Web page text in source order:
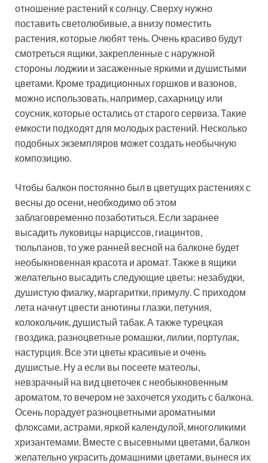
отношение растений к солнцу. Сверху нужно
поставить светолюбивые, а внизу поместить
растения, которые любят тень. Очень красиво будут
смотреться ящики, закрепленные с наружной
стороны лоджии и засаженные яркими и душистыми
цветами. Кроме традиционных горшков и вазонов,
можно использовать, например, сахарницу или
соусник, которые остались от старого сервиза. Такие
емкости подходят для молодых растений. Несколько
подобных экземпляров может создать необычную
композицию.
Чтобы балкон постоянно был в цветущих растениях с
весны до осени, необходимо об этом
заблаговременно позаботиться. Если заранее
высадить луковицы нарциссов, гиацинтов,
тюльпанов, то уже ранней весной на балконе будет
необыкновенная красота и аромат. Также в ящики
желательно высадить следующие цветы: незабудки,
душистую фиалку, маргаритки, примулу. С приходом
лета начнут цвести анютины глазки, петуния,
колокольчик, душистый табак. А также турецкая
гвоздика, разноцветные ромашки, лилии, портулак,
настурция. Все эти цветы красивые и очень
душистые. Ну а если вы посеете матеолы,
невзрачный на вид цветочек с необыкновенным
ароматом, то вечером не захочется уходить с балкона.
Осень порадует разноцветными ароматными
флоксами, астрами, яркой календулой, многоликими
хризантемами. Вместе с высевными цветами, балкон
желательно украсить домашними цветами, вынеся их